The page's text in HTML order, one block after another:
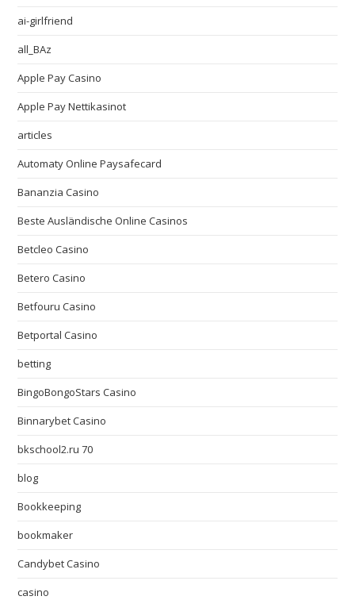
ai-girlfriend
all_BAz
Apple Pay Casino
Apple Pay Nettikasinot
articles
Automaty Online Paysafecard
Bananzia Casino
Beste Ausländische Online Casinos
Betcleo Casino
Betero Casino
Betfouru Casino
Betportal Casino
betting
BingoBongoStars Casino
Binnarybet Casino
bkschool2.ru 70
blog
Bookkeeping
bookmaker
Candybet Casino
casino